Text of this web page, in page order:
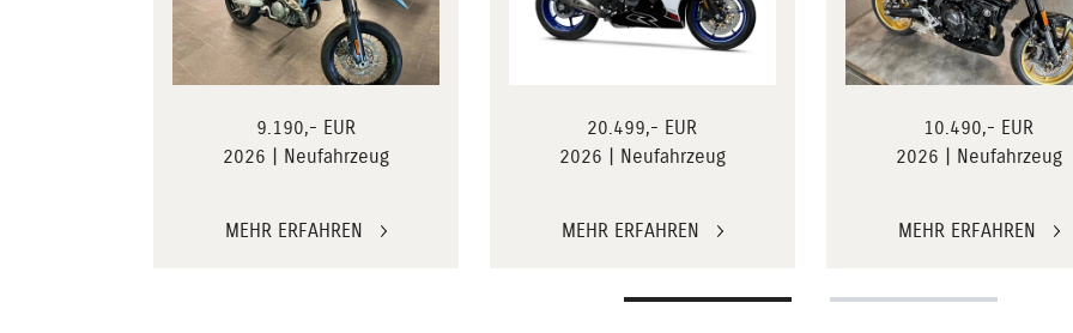
9.190,- EUR
2026 | Neufahrzeug
MEHR ERFAHREN
20.499,- EUR
2026 | Neufahrzeug
MEHR ERFAHREN
10.490,- EUR
2026 | Neufahrzeug
MEHR ERFAHREN